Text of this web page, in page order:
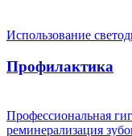
Использование
Профилактика
Профессиональная
реминерализация